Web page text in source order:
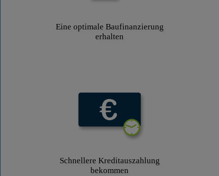
Eine optimale Baufinanzierung
erhalten
Schnellere Kreditauszahlung
bekommen